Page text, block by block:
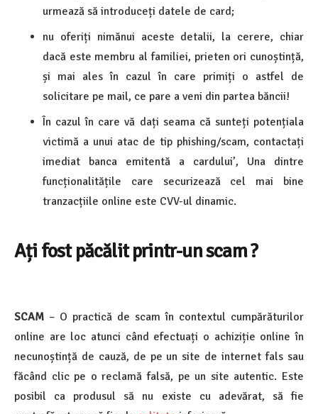
urmează să introduceți datele de card;
nu oferiți nimănui aceste detalii, la cerere, chiar
dacă este membru al familiei, prieten ori cunoștință,
și mai ales în cazul în care primiți o astfel de
solicitare pe mail, ce pare a veni din partea băncii!
În cazul în care vă dați seama că sunteți potențiala
victimă a unui atac de tip phishing/scam, contactați
imediat banca emitentă a cardului’, Una dintre
funcționalitățile care securizează cel mai bine
tranzacțiile online este CVV-ul dinamic.
Ați fost păcălit printr-un scam ?
SCAM – O practică de scam în contextul cumpărăturilor
online are loc atunci când efectuați o achiziție online în
necunoștință de cauză, de pe un site de internet fals sau
făcând clic pe o reclamă falsă, pe un site autentic. Este
posibil ca produsul să nu existe cu adevărat, să fie